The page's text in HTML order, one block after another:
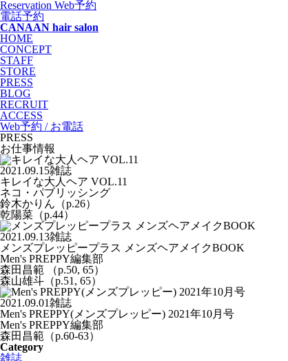
Reservation Web予約
電話予約
CANAAN hair salon
HOME
CONCEPT
STAFF
STORE
PRESS
BLOG
RECRUIT
ACCESS
Web予約 / お電話
PRESS
お仕事情報
2021.09.15雑誌
キレイな大人ヘア VOL.11
ネコ・パブリッシング
鈴木かりん（p.26）
乾陽菜（p.44）
2021.09.13雑誌
メンズプレッピープラス メンズヘアメイクBOOK
Men's PREPPY編集部
森田昌範 （p.50, 65）
森山雄斗（p.51, 65）
2021.09.01雑誌
Men's PREPPY(メンズプレッピー) 2021年10月号
Men's PREPPY編集部
森田昌範（p.60-63）
Category
雑誌